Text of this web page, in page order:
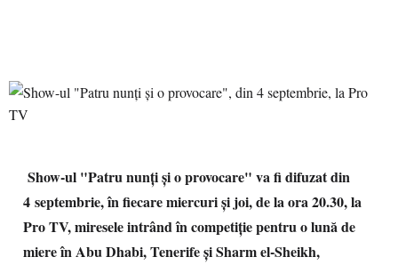
Show-ul "Patru nunţi şi o provocare" va fi difuzat din
4 septembrie, în fiecare miercuri şi joi, de la ora 20.30, la
Pro TV, miresele intrând în competiţie pentru o lună de
miere în Abu Dhabi, Tenerife şi Sharm el-Sheikh,